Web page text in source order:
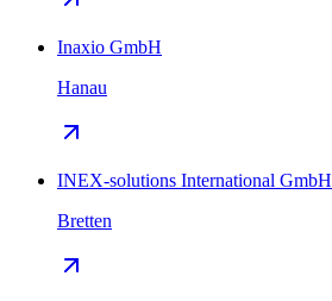
Inaxio GmbH
Hanau
INEX-solutions International GmbH
Bretten